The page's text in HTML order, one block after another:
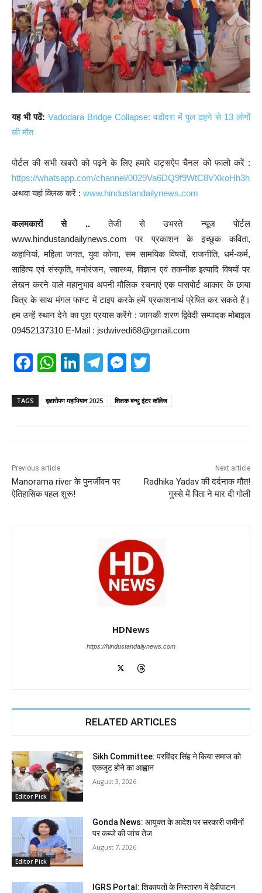
यह भी पढें: Vadodara Bridge Collapse: वडोदरा में पुल ढहने से 13 लोगों
की मौत
पोर्टल की सभी खबरों को पढ़ने के लिए हमारे वाट्सऐप चैनल को फालो करें :
https://whatsapp.com/channel/0029Va6DQ9f9WtC8VXkoHh3h
अथवा यहां क्लिक करें : www.hindustandailynews.com
कलमकारों से ..तेजी से उभरते न्यूज पोर्टल
www.hindustandailynews.com पर प्रकाशन के इच्छुक कविता,
कहानियां, महिला जगत, युवा कोना, सम सामयिक विषयों, राजनीति, धर्म-कर्म,
साहित्य एवं संस्कृति, मनोरंजन, स्वास्थ्य, विज्ञान एवं तकनीक इत्यादि विषयों पर
लेखन करने वाले महानुभाव अपनी मौलिक रचनाएं एक पासपोर्ट आकार के छाया
चित्र के साथ मंगल फाण्ट में टाइप करके हमें प्रकाशनार्थ प्रेषित कर सकते हैं।
हम उन्हें स्थान देने का पूरा प्रयास करेंगे : जानकी शरण द्विवेदी सम्पादक मोबाइल
09452137310 E-Mail : jsdwivedi68@gmail.com
F
c
o
k
W
at
p
Li
k
T
M
ss tt
TAGS वृक्षारोपण महाभियान 2025 शिक्षक बन्धु इंटर कॉलेज
Previous article
Manorama river के पुनर्जीवन पर
ऐतिहासिक पहल शुरू!
Next article
Radhika Yadav की दर्दनाक मौत!
गुस्से में पिता ने मार दी गोली
HDNews
https://hindustandailynews.com
RELATED ARTICLES
Editor Pick
Sikh Committee: परविंदर सिंह ने किया समाज को
एकजुट होने का आह्वान
August 3, 2026
Editor Pick
Gonda News: आयुक्त के आदेश पर सरकारी जमीनों
पर कब्जे की जांच तेज
August 7, 2026
IGRS Portal: शिकायतों के निस्तारण में देवीपाटन